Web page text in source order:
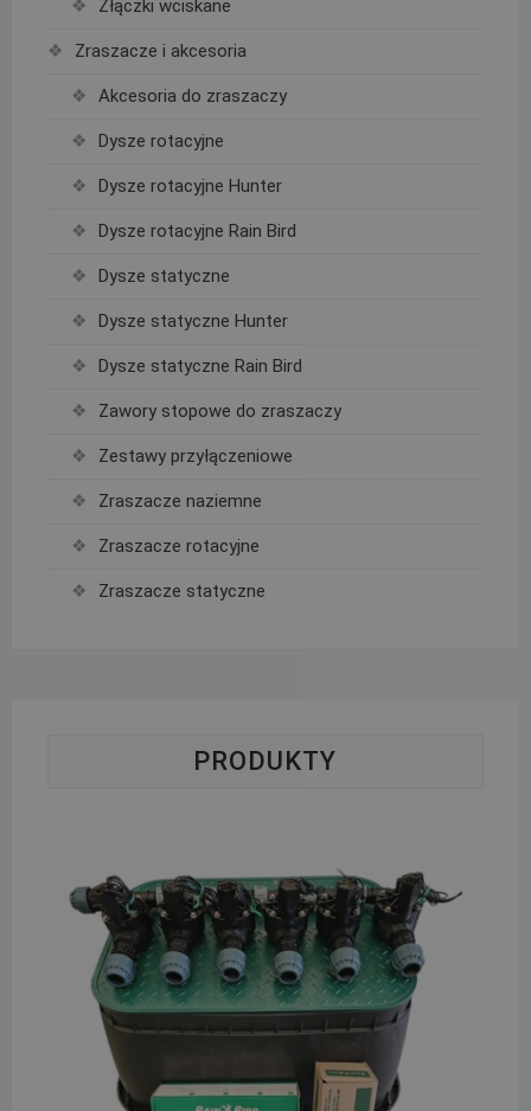
Złączki wciskane
Zraszacze i akcesoria
Akcesoria do zraszaczy
Dysze rotacyjne
Dysze rotacyjne Hunter
Dysze rotacyjne Rain Bird
Dysze statyczne
Dysze statyczne Hunter
Dysze statyczne Rain Bird
Zawory stopowe do zraszaczy
Zestawy przyłączeniowe
Zraszacze naziemne
Zraszacze rotacyjne
Zraszacze statyczne
PRODUKTY